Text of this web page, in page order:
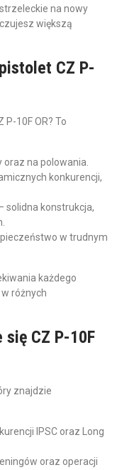
na nowy
większą
CZ P-
10F OR? To
na polowania.
konkurencji,
solidna konstrukcja,
w trudnym
każdego
różnych
się CZ P-10F
znajdzie
IPSC oraz Long
oraz operacji